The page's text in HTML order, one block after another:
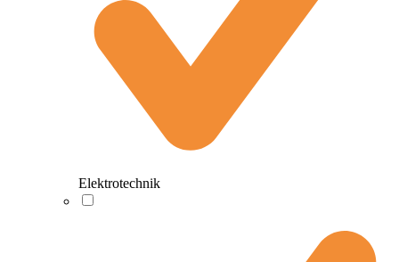
Elektrotechnik